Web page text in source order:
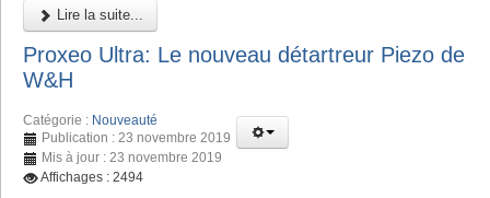
Lire la suite...
Proxeo Ultra: Le nouveau détartreur Piezo de
W&H
Catégorie : Nouveauté
Publication : 23 novembre 2019
Mis à jour : 23 novembre 2019
Affichages : 2494